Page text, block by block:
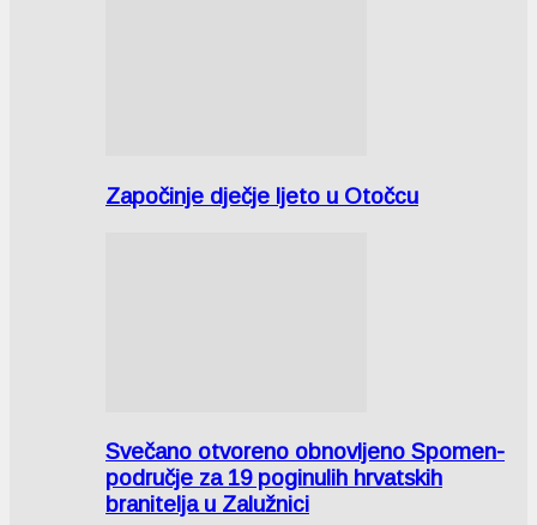
Započinje dječje ljeto u Otočcu
Svečano otvoreno obnovljeno Spomen-
područje za 19 poginulih hrvatskih
branitelja u Zalužnici